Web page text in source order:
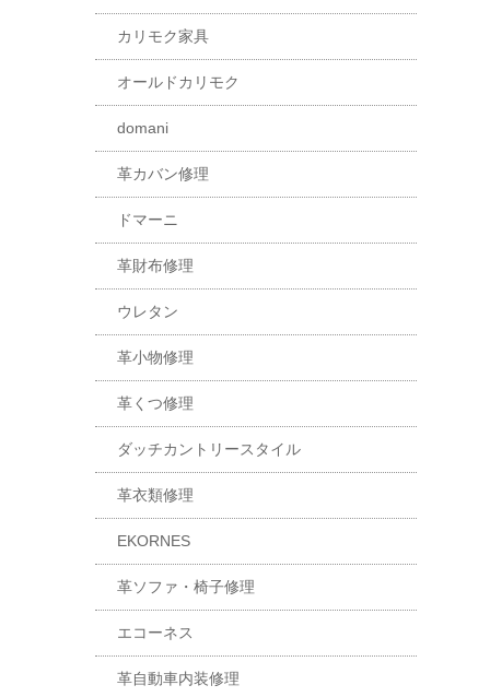
カリモク家具
オールドカリモク
domani
革カバン修理
ドマーニ
革財布修理
ウレタン
革小物修理
革くつ修理
ダッチカントリースタイル
革衣類修理
EKORNES
革ソファ・椅子修理
エコーネス
革自動車内装修理